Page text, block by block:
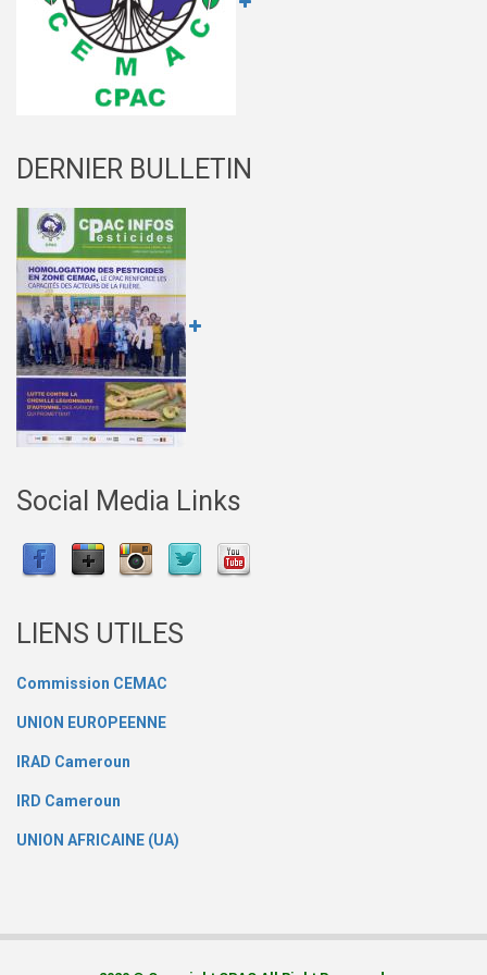
DERNIER BULLETIN
Social Media Links
LIENS UTILES
Commission CEMAC
UNION EUROPEENNE
IRAD Cameroun
IRD Cameroun
UNION AFRICAINE (UA)